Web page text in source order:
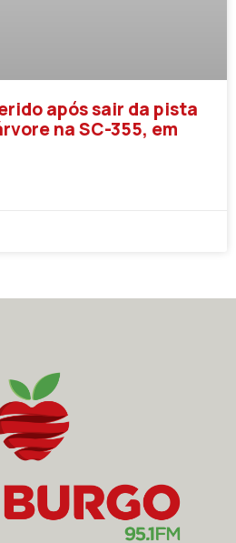
após sair da pista
na SC-355, em